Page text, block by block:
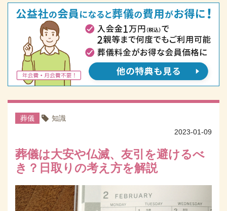
葬儀
知識
2023-01-09
葬儀は大安や仏滅、友引を避けるべ
き？日取りの考え方を解説